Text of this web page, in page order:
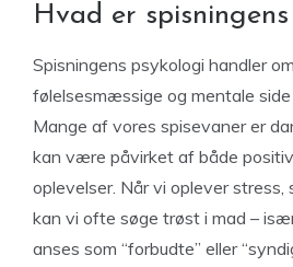
Hvad er
Spisningens psykologi handler
følelsesmæssige og mentale
Mange af vores spisevaner er
kan være påvirket af både
oplevelser. Når vi oplever stress,
kan vi ofte søge trøst i mad –
anses som “forbudte” eller